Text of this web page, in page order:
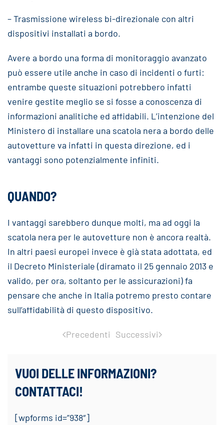
– Trasmissione wireless bi-direzionale con altri
dispositivi installati a bordo.
Avere a bordo una forma di monitoraggio avanzato
può essere utile anche in caso di incidenti o furti:
entrambe queste situazioni potrebbero infatti
venire gestite meglio se si fosse a conoscenza di
informazioni analitiche ed affidabili. L’intenzione del
Ministero di installare una scatola nera a bordo delle
autovetture va infatti in questa direzione, ed i
vantaggi sono potenzialmente infiniti.
QUANDO?
I vantaggi sarebbero dunque molti, ma ad oggi la
scatola nera per le autovetture non è ancora realtà.
In altri paesi europei invece è già stata adottata, ed
il Decreto Ministeriale (diramato il 25 gennaio 2013 e
valido, per ora, soltanto per le assicurazioni) fa
pensare che anche in Italia potremo presto contare
sull’affidabilità di questo dispositivo.
Precedenti Successivi
VUOI DELLE INFORMAZIONI?
CONTATTACI!
[wpforms id=”938″]